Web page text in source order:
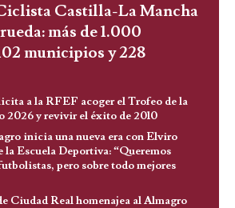
Castilla-La Mancha
más de 1.000
municipios y 228
a la RFEF acoger el Trofeo de la
2026 y revivir el éxito de 2010
inicia una nueva era con Elviro
la Escuela Deportiva: “Queremos
pero sobre todo mejores
Ciudad Real homenajea al Almagro